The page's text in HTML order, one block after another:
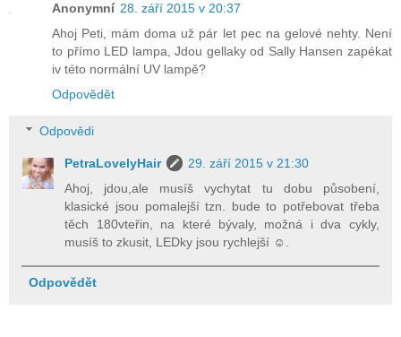
Anonymní 28. září 2015 v 20:37
Ahoj Peti, mám doma už pár let pec na gelové nehty. Není
to přímo LED lampa, Jdou gellaky od Sally Hansen zapékat
iv této normální UV lampě?
Odpovědět
Odpovědi
PetraLovelyHair
29. září 2015 v 21:30
Ahoj, jdou,ale musíš vychytat tu dobu působení,
klasické jsou pomalejší tzn. bude to potřebovat třeba
těch 180vteřin, na které bývaly, možná i dva cykly,
musíš to zkusit, LEDky jsou rychlejší ☺.
Odpovědět